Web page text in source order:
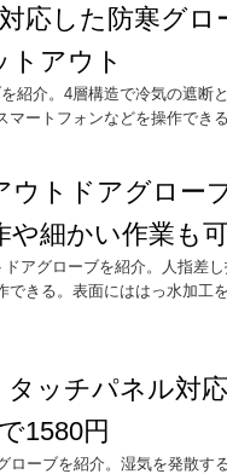
応した防寒グ
トアウト
紹介。4層構造で冷気の遮断
マートフォンなどを操作でき
ウトドアグロ
や細かい作業も
アグローブを紹介。人指差
きる。表面にははっ水加工
タッチパネル対
1580円
ローブを紹介。湿気を発散す